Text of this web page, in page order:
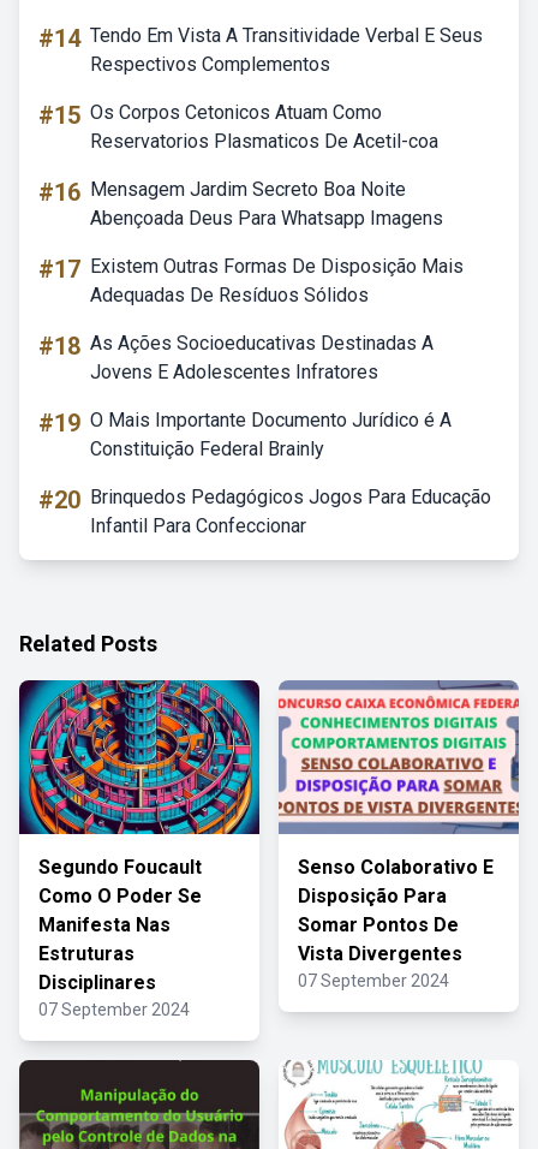
#14 Tendo Em Vista A Transitividade Verbal E Seus
Respectivos Complementos
#15 Os Corpos Cetonicos Atuam Como
Reservatorios Plasmaticos De Acetil-coa
#16 Mensagem Jardim Secreto Boa Noite
Abençoada Deus Para Whatsapp Imagens
#17 Existem Outras Formas De Disposição Mais
Adequadas De Resíduos Sólidos
#18 As Ações Socioeducativas Destinadas A
Jovens E Adolescentes Infratores
#19 O Mais Importante Documento Jurídico é A
Constituição Federal Brainly
#20 Brinquedos Pedagógicos Jogos Para Educação
Infantil Para Confeccionar
Related Posts
Segundo Foucault
Como O Poder Se
Manifesta Nas
Estruturas
Disciplinares
07 September 2024
Senso Colaborativo E
Disposição Para
Somar Pontos De
Vista Divergentes
07 September 2024